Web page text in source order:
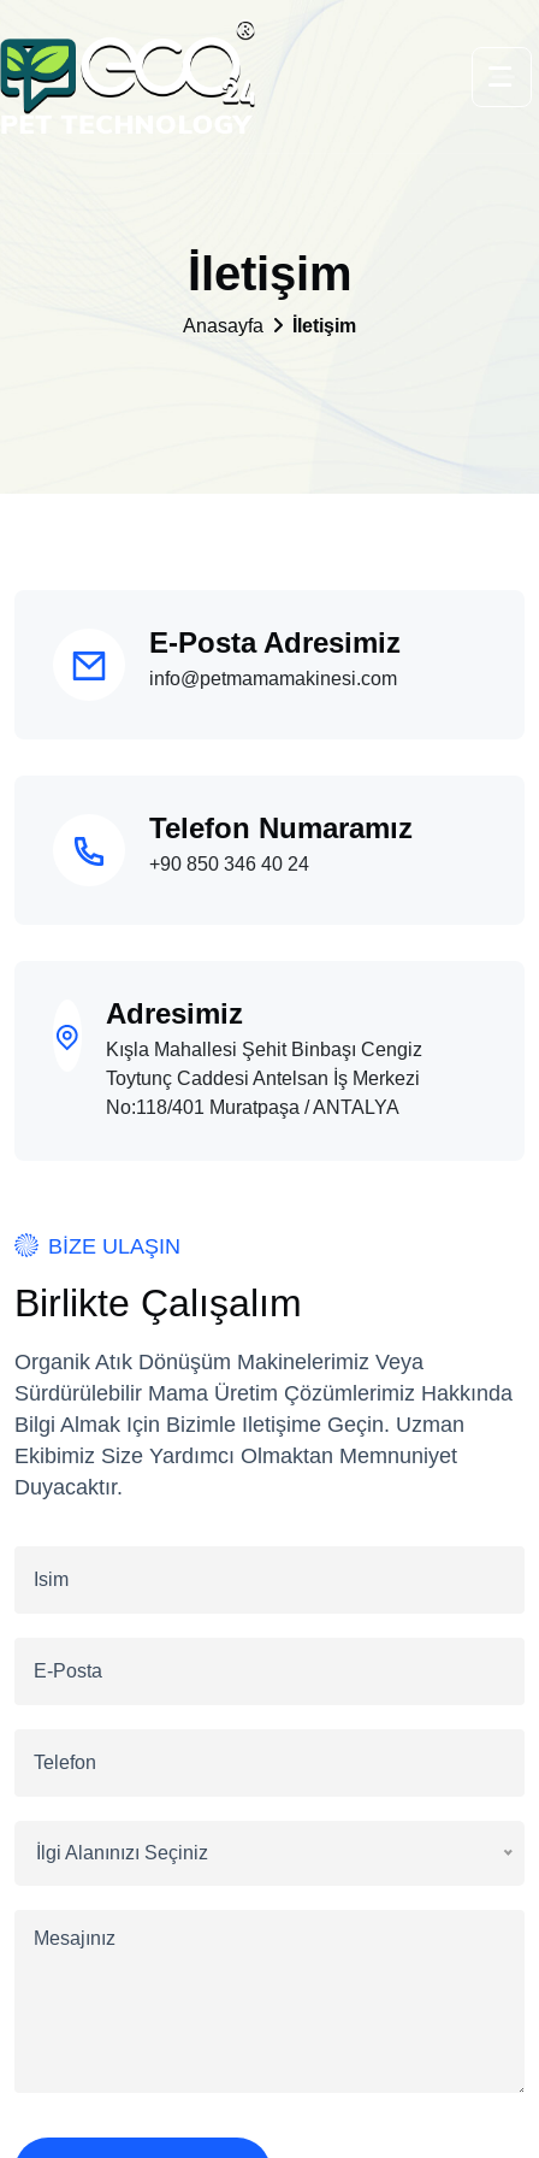
İletişim
Anasayfa İletişim
E-Posta Adresimiz
info@petmamamakinesi.com
Telefon Numaramız
+90 850 346 40 24
Adresimiz
Kışla Mahallesi Şehit Binbaşı Cengiz
Toytunç Caddesi Antelsan İş Merkezi
No:118/401 Muratpaşa / ANTALYA
BİZE ULAŞIN
Birlikte Çalışalım
Organik Atık Dönüşüm Makinelerimiz Veya
Sürdürülebilir Mama Üretim Çözümlerimiz Hakkında
Bilgi Almak Için Bizimle Iletişime Geçin. Uzman
Ekibimiz Size Yardımcı Olmaktan Memnuniyet
Duyacaktır.
İlgi Alanınızı Seçiniz